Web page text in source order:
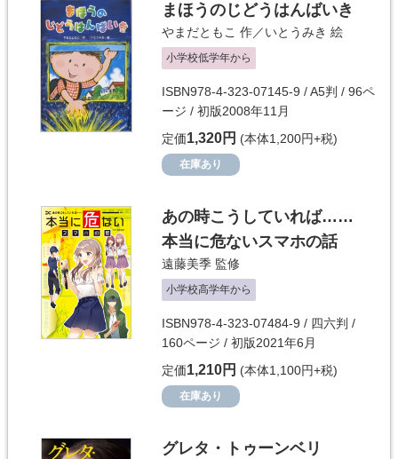
まほうのじどうはんばいき
やまだともこ 作／いとうみき 絵
小学校低学年から
ISBN978-4-323-07145-9 / A5判 / 96ペ
ージ / 初版2008年11月
定価1,320円 (本体1,200円+税)
在庫あり
あの時こうしていれば……
本当に危ないスマホの話
遠藤美季 監修
小学校高学年から
ISBN978-4-323-07484-9 / 四六判 /
160ページ / 初版2021年6月
定価1,210円 (本体1,100円+税)
在庫あり
グレタ・トゥーンベリ